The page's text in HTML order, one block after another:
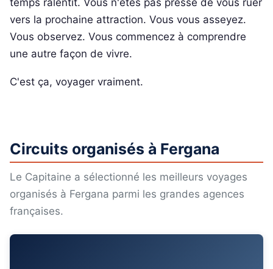
temps ralentit. Vous n'êtes pas pressé de vous ruer
vers la prochaine attraction. Vous vous asseyez.
Vous observez. Vous commencez à comprendre
une autre façon de vivre.
C'est ça, voyager vraiment.
Circuits organisés à Fergana
Le Capitaine a sélectionné les meilleurs voyages
organisés à Fergana parmi les grandes agences
françaises.